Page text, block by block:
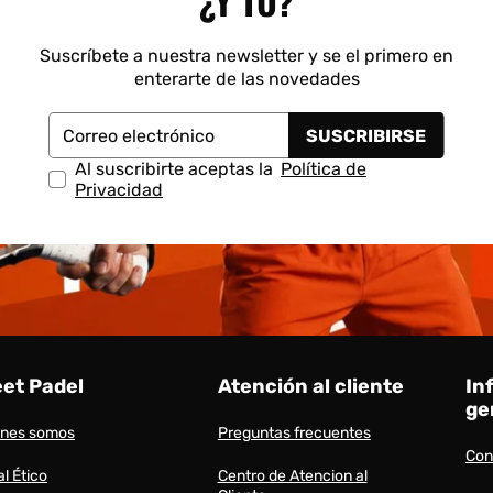
Suscríbete a nuestra newsletter y se el primero en
enterarte de las novedades
Correo electrónico
SUSCRIBIRSE
Al suscribirte aceptas la Política de
Privacidad
Padel
somos
Ético
Atención al cliente
Preguntas frecuentes
Centro de Atencion al